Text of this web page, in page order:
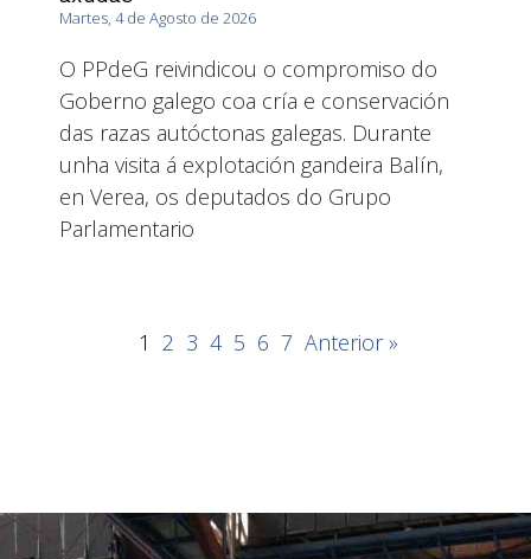
Martes, 4 de Agosto de 2026
O PPdeG reivindicou o compromiso do
Goberno galego coa cría e conservación
das razas autóctonas galegas. Durante
unha visita á explotación gandeira Balín,
en Verea, os deputados do Grupo
Parlamentario
1 2 3 4 5 6 7 Anterior »